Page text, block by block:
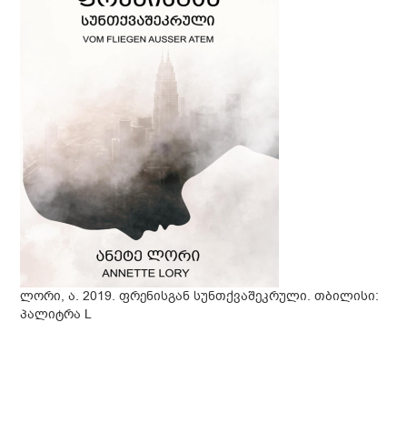
ლორი, ა. 2019. ფრენისგან სუნთქვაშეკრული. თბილისი:
პალიტრა L